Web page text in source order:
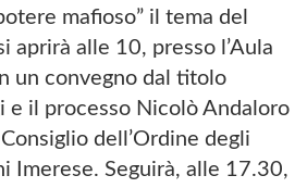
mafioso” il tema del
aprirà alle 10, presso l’Aula
un convegno dal titolo
e il processo Nicolò Andaloro
dell’Ordine degli
Imerese. Seguirà, alle 17.30,